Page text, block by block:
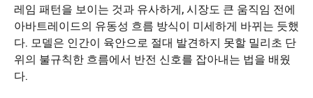
레임 패턴을 보이는 것과 유사하게, 시장도 큰 움직임 전에
아바트레이드의 유동성 흐름 방식이 미세하게 바뀌는 듯했
다. 모델은 인간이 육안으로 절대 발견하지 못할 밀리초 단
위의 불규칙한 흐름에서 반전 신호를 잡아내는 법을 배웠
다.